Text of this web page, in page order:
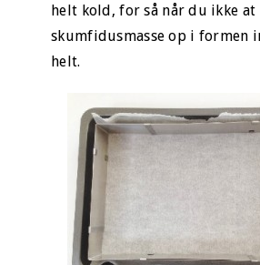
helt kold, for så når du ikke
skumfidusmasse op i formen
helt.